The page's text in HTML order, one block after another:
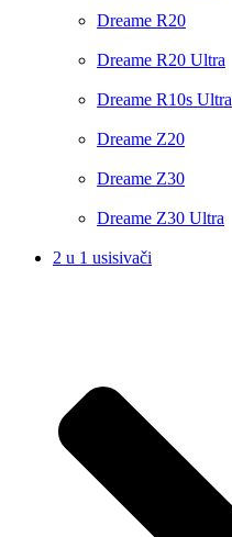
Dreame R20
Dreame R20 Ultra
Dreame R10s Ultra
Dreame Z20
Dreame Z30
Dreame Z30 Ultra
2 u 1 usisivači